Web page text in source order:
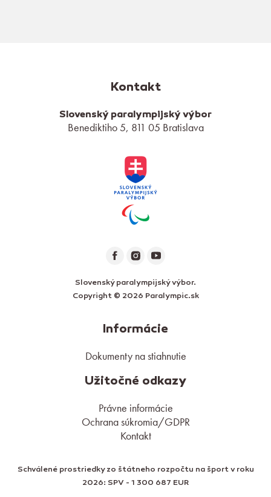
Kontakt
Slovenský paralympijský výbor
Benediktiho 5, 811 05 Bratislava
Slovenský paralympijský výbor.
Copyright © 2026 Paralympic.sk
Informácie
Dokumenty na stiahnutie
Užitočné odkazy
Právne informácie
Ochrana súkromia/GDPR
Kontakt
Schválené prostriedky zo štátneho rozpočtu na šport v roku
2026: SPV - 1 300 687 EUR